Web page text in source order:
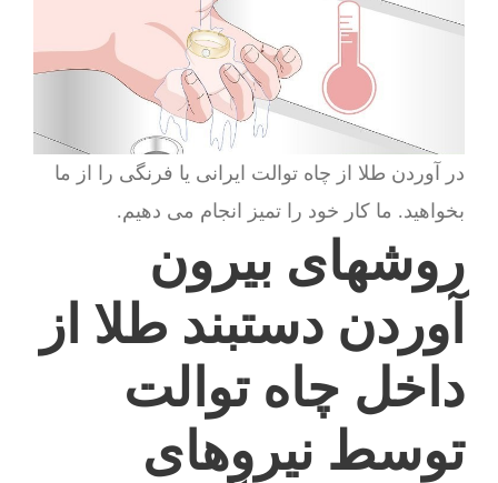
در آوردن طلا از چاه توالت ایرانی یا فرنگی را از ما
بخواهید. ما کار خود را تمیز انجام می دهیم.
روشهای بیرون
آوردن دستبند طلا از
داخل چاه توالت
توسط نیروهای